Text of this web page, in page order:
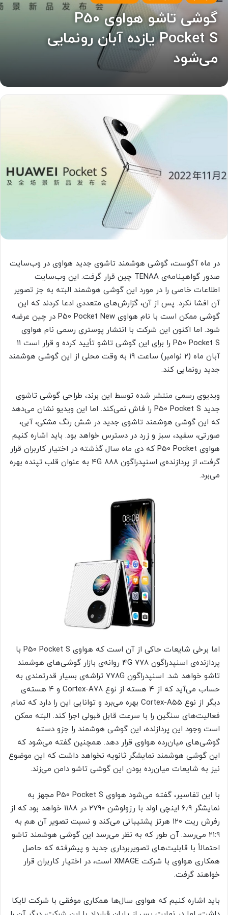
گوشی تاشو هواوی P50
Pocket S یازده آبان رونمایی
می‌شود
در ماه آگوست، گوشی هوشمند تاشوی جدید هواوی در وب‌سایت
صدور گواهینامه‌ی TENAA چین قرار گرفت. این وب‌سایت
اطلاعات خاصی را در مورد این گوشی هوشمند البته به جز تصویر
آن افشا نکرد. پس از آن، گزارش‌های متعددی ادعا کردند که این
گوشی ممکن است با نام هواوی P50 Pocket New در چین عرضه
شود. اما اکنون این شرکت با انتشار پوستری رسمی نام هواوی
P50 Pocket S را برای این گوشی تاشو تأیید کرده و قرار است ۱۱
آبان ماه (۲ نوامبر) ساعت ۱۹ به وقت محلی از این گوشی هوشمند
جدید رونمایی کند.
ویدیوی رسمی منتشر شده توسط این برند، طراحی گوشی تاشوی
جدید P50 Pocket S را فاش نمی‌کند. اما این ویدیو نشان می‌دهد
که این گوشی هوشمند تاشوی جدید در شش رنگ مشکی، آبی،
صورتی، سفید، سبز و زرد در دسترس خواهد بود. باید اشاره کنیم
هواوی P50 Pocket که دی ماه سال گذشته در اختیار کاربران قرار
گرفت، از پردازنده‌ی اسنپدراگون ۸۸۸ ۴G به عنوان قلب تپنده بهره
می‌برد.
اما برخی شایعات حاکی از آن است که هواوی P50 Pocket S با
پردازنده‌ی اسنپدراگون ۷۷۸ ۴G روانه‌ی بازار گوشی‌های هوشمند
تاشو خواهد شد. اسنپدراگون ۷۷۸G تراشه‌ی بسیار قدرتمندی به
حساب می‌آید که از ۴ هسته از نوع Cortex-A78 و ۴ هسته‌ی
دیگر از نوع Cortex-A55 بهره می‌برد و توانایی این را دارد که تمام
فعالیت‌های سنگین را با سرعت قابل قبولی اجرا کند. البته ممکن
است وجود این پردازنده، این گوشی هوشمند را جزو دسته
گوشی‌های میان‌رده هواوی قرار دهد. همچنین گفته می‌شود که
این گوشی هوشمند نمایشگر ثانویه نخواهد داشت که این موضوع
نیز به شایعات میان‌رده بودن این گوشی تاشو دامن می‌زند.
با این تفاسیر، گفته می‌شود هواوی P50 Pocket S مجهز به
نمایشگر ۶٫۹ اینچی اولد با رزولوشن ۲۷۹۰ در ۱۱۸۸ خواهد بود که از
رفرش ریت ۱۲۰ هرتز پشتیبانی می‌کند و نسبت تصویر آن هم به
۲۱:۹ می‌رسد. آن طور که به نظر می‌رسد این گوشی هوشمند تاشو
احتمالاً با قابلیت‌های تصویربرداری جدید و پیشرفته که حاصل
همکاری هواوی با شرکت XMAGE است، در اختیار کاربران قرار
خواهند گرفت.
باید اشاره کنیم که هواوی سال‌ها همکاری موفقی با شرکت لایکا